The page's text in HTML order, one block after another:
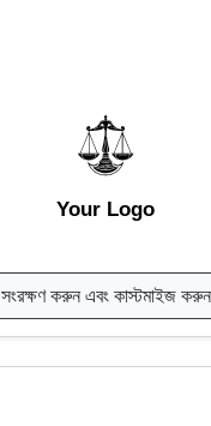
Your Logo
সংরক্ষণ করুন এবং কাস্টমাইজ করুন